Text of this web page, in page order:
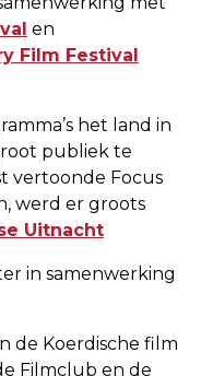
en
Film Festival
het land in
publiek te
vertoonde Focus
werd er groots
Uitnacht
in samenwerking
de Koerdische film
Filmclub en de